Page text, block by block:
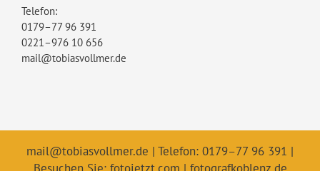
Telefon:
0179–77 96 391
0221–976 10 656
mail@tobiasvollmer.de
mail@tobiasvollmer.de | Telefon: 0179–77 96 391 |